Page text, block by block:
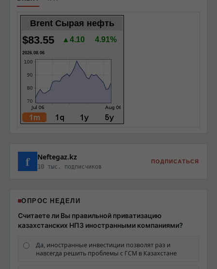
Brent Сырая нефть
$83.55 ▲4.10 4.91%
2026.08.06
f Neftegaz.kz
10 тыс. подписчиков
ПОДПИСАТЬСЯ
ОПРОС НЕДЕЛИ
Считаете ли Вы правильной приватизацию
казахстанских НПЗ иностранными компаниями?
Да, иностранные инвестиции позволят раз и
навсегда решить проблемы с ГСМ в Казахстане